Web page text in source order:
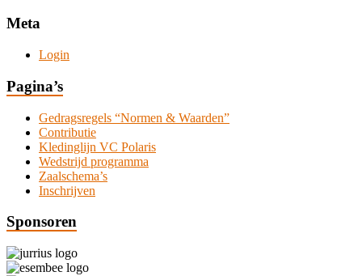
Meta
Login
Pagina’s
Gedragsregels “Normen & Waarden”
Contributie
Kledinglijn VC Polaris
Wedstrijd programma
Zaalschema’s
Inschrijven
Sponsoren